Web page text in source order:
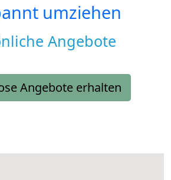
umziehen
Angebote
Angebote erhalten